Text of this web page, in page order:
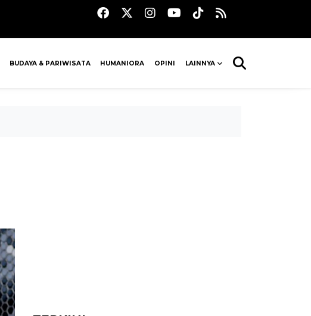
BUDAYA & PARIWISATA HUMANIORA OPINI LAINNYA